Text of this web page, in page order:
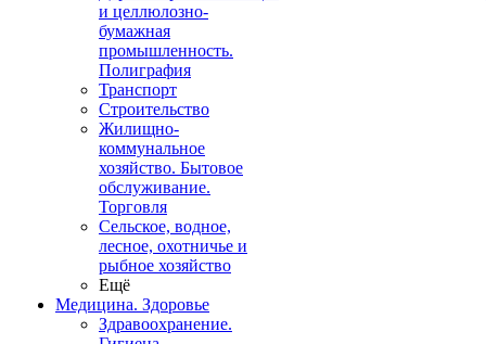
и целлюлозно-
бумажная
промышленность.
Полиграфия
Транспорт
Строительство
Жилищно-
коммунальное
хозяйство. Бытовое
обслуживание.
Торговля
Сельское, водное,
лесное, охотничье и
рыбное хозяйство
Ещё
Медицина. Здоровье
Здравоохранение.